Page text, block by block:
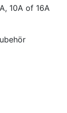
10A of 16A